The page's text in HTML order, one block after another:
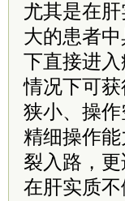
尤其是在
大的患者
下直接进
情况下可
狭小、操
精细操作
裂入路，
在肝实质